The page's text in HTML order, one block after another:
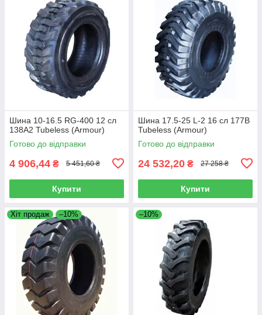
Шина 10-16.5 RG-400 12 сл
138A2 Tubeless (Armour)
Готово до відправки
4 906,44 ₴ 5 451,60 ₴
Купити
Шина 17.5-25 L-2 16 сл 177B
Tubeless (Armour)
Готово до відправки
24 532,20 ₴ 27 258 ₴
Купити
Хіт продаж –10% –10%